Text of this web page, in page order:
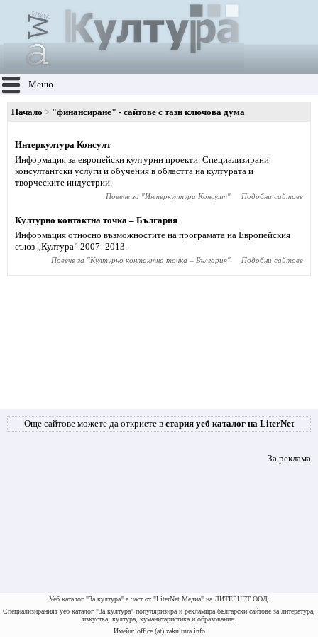
Меню
Начало "финансиране" - сайтове с тази ключова дума
Интеркултура Консулт
Информация за европейски културни проекти. Специализирани
консултантски услуги и обучения в областта на културата и
творческите индустрии.
Повече за "Интеркултура Консулт" Подобни сайтове
Културно контактна точка – България
Информация относно възможностите на програмата на Европейския
съюз „Култура” 2007–2013.
Повече за "Културно контактна точка – България" Подобни сайтове
Още сайтове можете да откриете в стария уеб каталог на LiterNet
За реклама
Уеб каталог "За култура" е част от "LiterNet Медиа" на ЛИТЕРНЕТ ООД.
Специализираният уеб каталог "За култура" популяризира и рекламира български сайтове за литература,
изкуства, култура, хуманитаристика и образование.
Имейл: office (at) zakultura.info